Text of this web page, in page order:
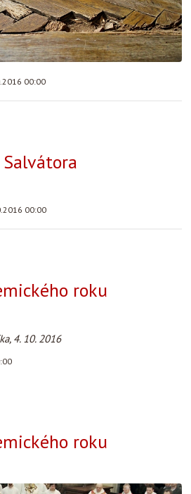
00:00
00:00
roku
4. 10. 2016
roku